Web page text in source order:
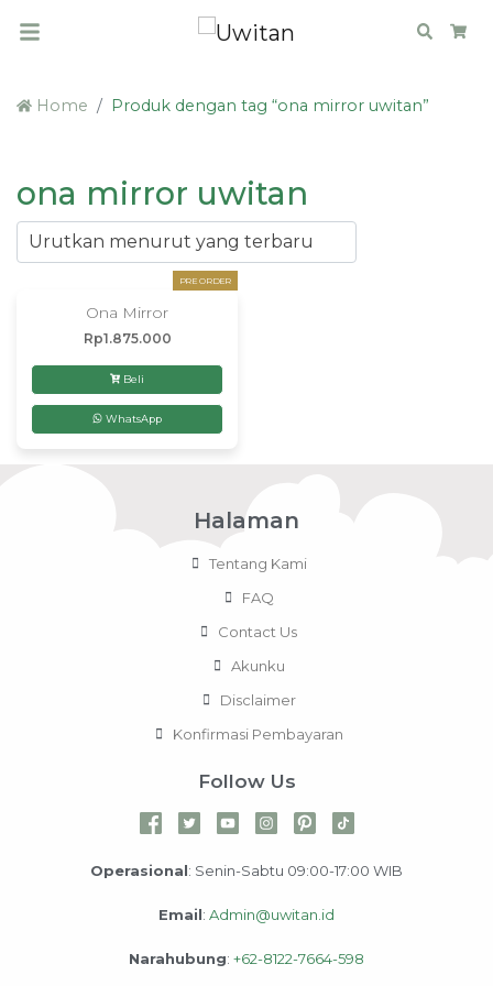
Search
Home Produk dengan tag “ona mirror uwitan”
ona mirror uwitan
PRE ORDER
Ona Mirror
Rp1.875.000
Beli
WhatsApp
Halaman
Tentang Kami
FAQ
Contact Us
Akunku
Disclaimer
Konfirmasi Pembayaran
Follow Us
Operasional: Senin-Sabtu 09:00-17:00 WIB
Email: Admin@uwitan.id
Narahubung: +62-8122-7664-598